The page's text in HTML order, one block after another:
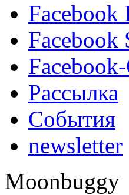
Facebook
Facebook
Рассылка
События
newsletter
Moonbuggy